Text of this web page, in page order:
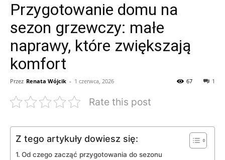
Przygotowanie domu na
sezon grzewczy: małe
naprawy, które zwiększają
komfort
Przez Renata Wójcik - 1 czerwca, 2026 1
67
Rate this post
Z tego artykuły dowiesz się:
Od czego zacząć przygotowania do sezonu